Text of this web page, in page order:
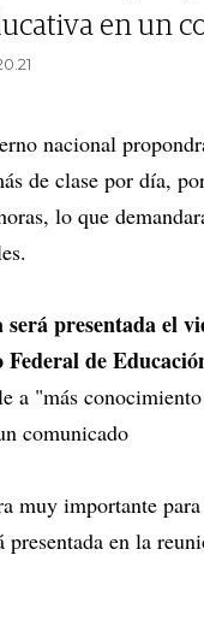
en un
nacional
de clase por día,
lo que
presentada el
Federal de
a "más
comunicado
muy importante
presentada en la